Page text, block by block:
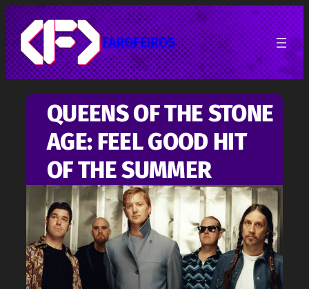
Pular
para
o
conteúdo
FAROFEIROS
QUEENS OF THE STONE
AGE: FEEL GOOD HIT
OF THE SUMMER